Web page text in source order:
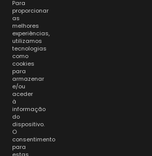
Para
proporcionar
as
melhores
experiências,
utilizamos
tecnologias
como
cookies
para
armazenar
e/ou
aceder
à
informação
do
dispositivo.
O
consentimento
para